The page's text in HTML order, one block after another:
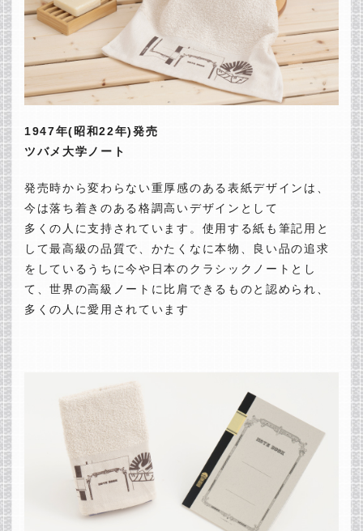
1947年(昭和22年)発売
ツバメ大学ノート
発売時から変わらない重厚感のある表紙デザインは、
今は落ち着きのある格調高いデザインとして
多くの人に支持されています。使用する紙も筆記用と
して最高級の品質で、かたくなに本物、良い品の追求
をしているうちに今や日本のクラシックノートとし
て、世界の高級ノートに比肩できるものと認められ、
多くの人に愛用されています